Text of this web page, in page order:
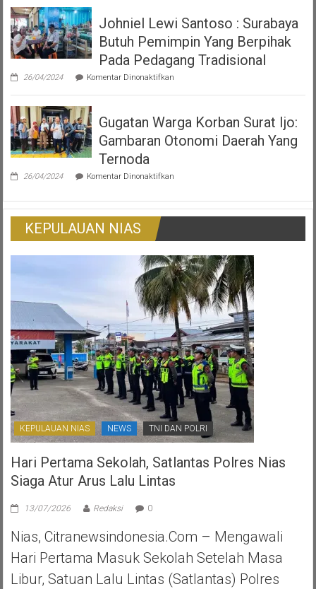
Lingkungan,
Air
Bersama
Pertamina
di
Timur
Johniel Lewi Santoso : Surabaya
Butuh Pemimpin Yang Berpihak
Pada Pedagang Tradisional
26/04/2024 Komentar Dinonaktifkan
Lewi
:
Surabaya
Butuh
Tradisional
Gugatan Warga Korban Surat Ijo:
Gambaran Otonomi Daerah Yang
Ternoda
26/04/2024 Komentar Dinonaktifkan
Korban
Surat
Gambaran
Daerah
Yang
Ternoda
KEPULAUAN NIAS
KEPULAUAN NIAS NEWS TNI DAN POLRI
Hari Pertama Sekolah, Satlantas Polres Nias
Siaga Atur Arus Lalu Lintas
13/07/2026 Redaksi 0
Nias, Citranewsindonesia.com – Mengawali
Hari Pertama Masuk Sekolah Setelah Masa
Libur, Satuan Lalu Lintas (Satlantas) Polres